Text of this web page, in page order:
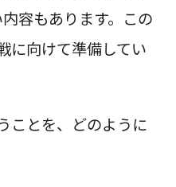
容もあります。この
に向けて準備してい
とを、どのように